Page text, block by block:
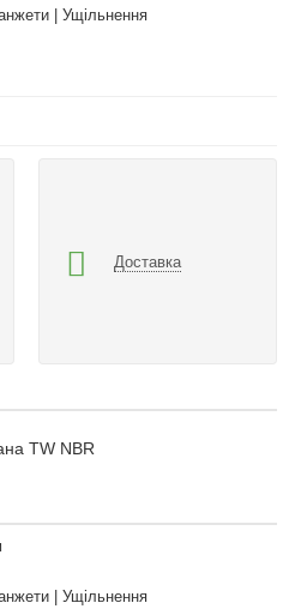
| Ущільнення
Доставка
TW NBR
| Ущільнення